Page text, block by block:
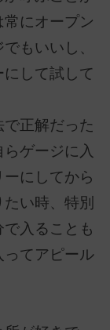
にオープン
もいいし、
して試して
正解だった
ゲージに入
にしてから
い時、特別
入ることも
ってアピール